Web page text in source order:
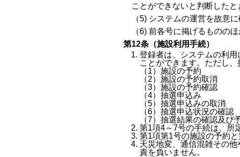
ことができないと判断したと
（5) システムの運営を故意
（6) 前各号に掲げるものの
第12条（施設利用手続）
登録者は、システムの利
ことができます。ただし
（1）施設の予約
（2）施設の予約取消
（3）施設の予約確認
（4）抽選申込み
（5）抽選申込みの取消
（6）抽選申込状況の確認
（7）抽選結果の確認及び
第1項4～7号の手続は、所
第1項第1号の施設の予約
天災地変、通信混雑その
責を負いません。